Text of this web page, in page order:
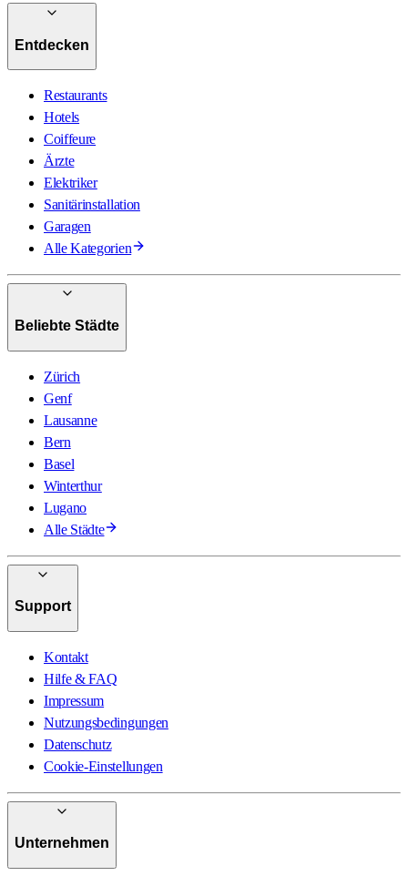
Entdecken
Restaurants
Hotels
Coiffeure
Ärzte
Elektriker
Sanitärinstallation
Garagen
Alle Kategorien
Beliebte Städte
Zürich
Genf
Lausanne
Bern
Basel
Winterthur
Lugano
Alle Städte
Support
Kontakt
Hilfe & FAQ
Impressum
Nutzungsbedingungen
Datenschutz
Cookie-Einstellungen
Unternehmen